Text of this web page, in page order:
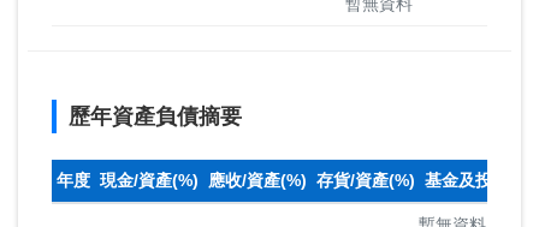
歷年資產負債摘要
年度 現金/資產(%) 應收/資產(%) 存貨/資產(%) 基金及投資(%)